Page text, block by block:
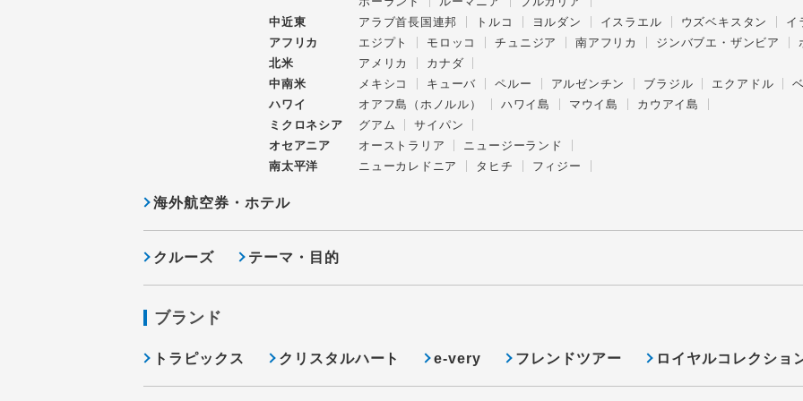
中近東
アラブ首長国連邦 トルコ ヨルダン イスラエル ウズベキスタン
イ
アフリカ
エジプト モロッコ チュニジア 南アフリカ ジンバブエ・ザンビア
北米
アメリカ
カナダ
中南米
メキシコ キューバ ペルー アルゼンチン ブラジル エクアドル
ハワイ
オアフ島（ホノルル） ハワイ島 マウイ島
カウアイ島
ミクロネシア
グアム
サイパン
オセアニア
オーストラリア
ニュージーランド
南太平洋
ニューカレドニア タヒチ フィジー
海外航空券・ホテル
クルーズ テーマ・目的
ブランド
トラピックス クリスタルハート e-very フレンドツアー ロイヤルコレクショ